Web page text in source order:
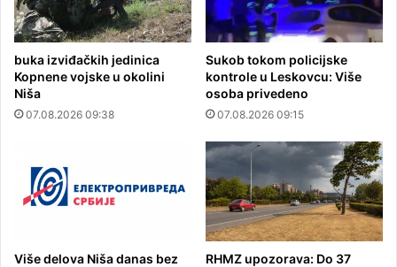
buka izviđačkih jedinica
Kopnene vojske u okolini
Niša
07.08.2026 09:38
Sukob tokom policijske
kontrole u Leskovcu: Više
osoba privedeno
07.08.2026 09:15
Više delova Niša danas bez
RHMZ upozorava: Do 37